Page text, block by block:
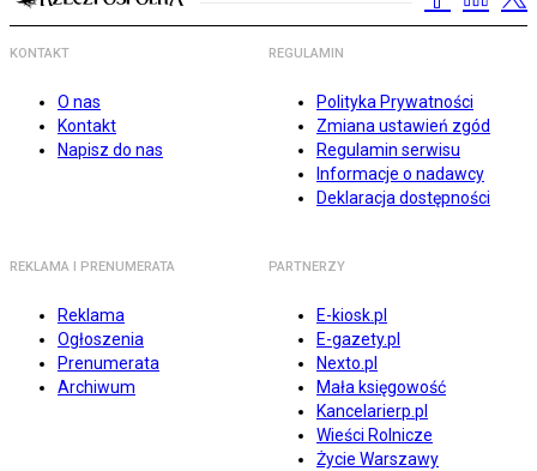
KONTAKT
O nas
Kontakt
Napisz do nas
REGULAMIN
Polityka Prywatności
Zmiana ustawień zgód
Regulamin serwisu
Informacje o nadawcy
Deklaracja dostępności
REKLAMA I PRENUMERATA
Reklama
Ogłoszenia
Prenumerata
Archiwum
PARTNERZY
E-kiosk.pl
E-gazety.pl
Nexto.pl
Mała księgowość
Kancelarierp.pl
Wieści Rolnicze
Życie Warszawy